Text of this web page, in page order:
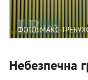
ФОТО: МАКС
Небезпечна